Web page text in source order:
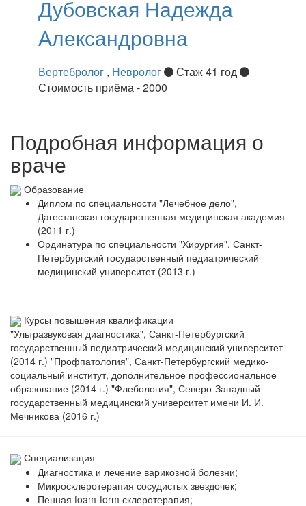
Дубовская Надежда
Александровна
Вертебролог , Невролог
Стаж 41 год
Стоимость приёма - 2000
Подробная информация о
враче
Образование
Диплом по специальности "Лечебное дело",
Дагестанская государственная медицинская академия
(2011 г.)
Ординатура по специальности "Хирургия", Санкт-
Петербургский государственный педиатрический
медицинский университет (2013 г.)
Курсы повышения квалификации
"Ультразвуковая диагностика", Санкт-Петербургский
государственный педиатрический медицинский университет
(2014 г.) "Профпатология", Санкт-Петербургский медико-
социальный институт, дополнительное профессиональное
образование (2014 г.) "Флебология", Северо-Западный
государственный медицинский университет имени И. И.
Мечникова (2016 г.)
Специализация
Диагностика и лечение варикозной болезни;
Микросклеротерапия сосудистых звездочек;
Пенная foam-form склеротерапия;